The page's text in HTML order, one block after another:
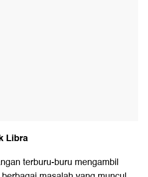
Libra
terburu-buru mengambil